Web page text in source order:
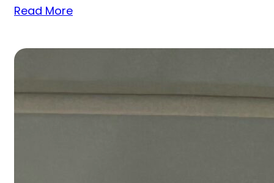
Read More